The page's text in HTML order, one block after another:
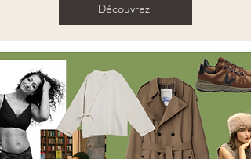
Découvrez